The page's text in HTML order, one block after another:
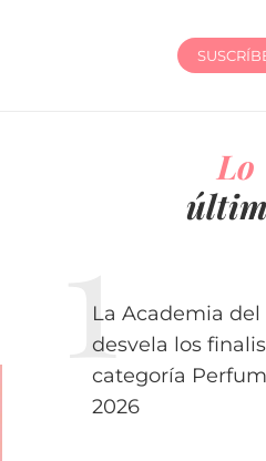
Lo
La Academia
desvela los
categoría
2026